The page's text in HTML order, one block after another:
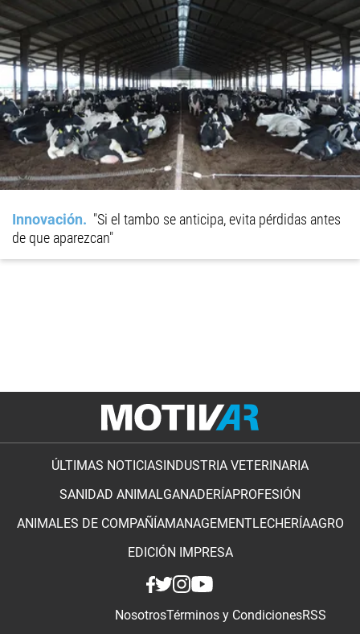
Innovación
"Si el tambo se anticipa, evita pérdidas antes
de que aparezcan"
ÚLTIMAS NOTICIAS INDUSTRIA VETERINARIA
SANIDAD ANIMALGANADERÍAPROFESIÓN
ANIMALES DE COMPAÑÍAMANAGEMENTLECHERÍAAGRO
EDICIÓN IMPRESA
NosotrosTérminos y CondicionesRSS